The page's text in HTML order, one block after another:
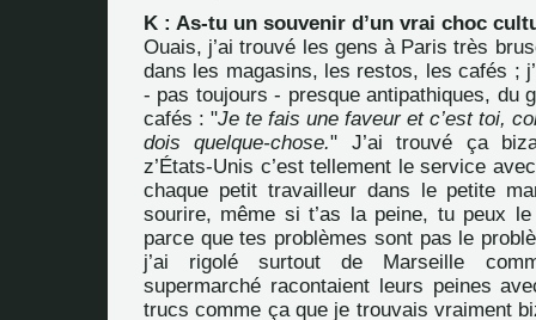
K : As-tu un souvenir d’un vrai choc
Ouais, j’ai trouvé les gens à Paris très
dans les magasins, les restos, les cafés ;
- pas toujours - presque antipathiques, du
cafés : "Je te fais une faveur et c’est toi,
dois quelque-chose." J’ai trouvé ça
z’États-Unis c’est tellement le service
chaque petit travailleur dans le petite
sourire, même si t’as la peine, tu peux
parce que tes problèmes sont pas le
j’ai rigolé surtout de Marseille
supermarché racontaient leurs peines
trucs comme ça que je trouvais vraiment